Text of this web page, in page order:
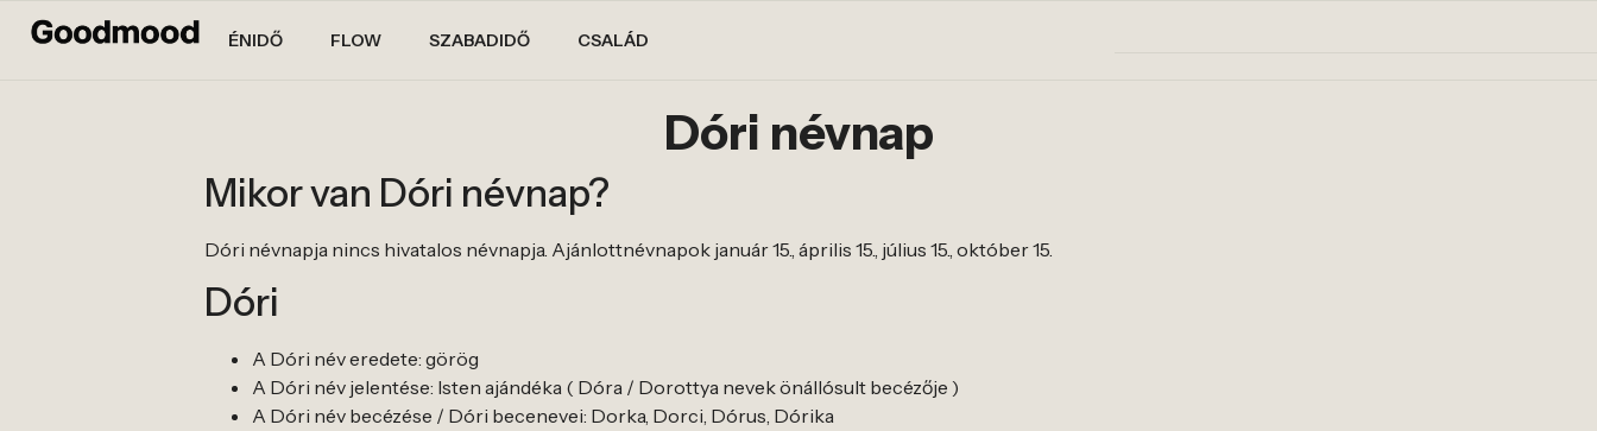
ÉNIDŐ FLOW SZABADIDŐ CSALÁD
Dóri névnap
Mikor van Dóri névnap?
Dóri névnapja nincs hivatalos névnapja. Ajánlottnévnapok január 15., április 15., július 15., október 15.
Dóri
A Dóri név eredete: görög
A Dóri név jelentése: Isten ajándéka ( Dóra / Dorottya nevek önállósult becézője )
A Dóri név becézése / Dóri becenevei: Dorka, Dorci, Dórus, Dórika